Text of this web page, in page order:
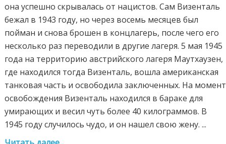
она успешно скрывалась от нацистов. Сам Визенталь
бежал в 1943 году, но через восемь месяцев был
пойман и снова брошен в концлагерь, после чего его
несколько раз переводили в другие лагеря. 5 мая 1945
года на территорию австрийского лагеря Маутхаузен,
где находился тогда Визенталь, вошла американская
танковая часть и освободила заключенных. На момент
освобождения Визенталь находился в бараке для
умирающих и весил чуть более 40 килограммов. В
1945 году случилось чудо, и он нашел свою жену. ...